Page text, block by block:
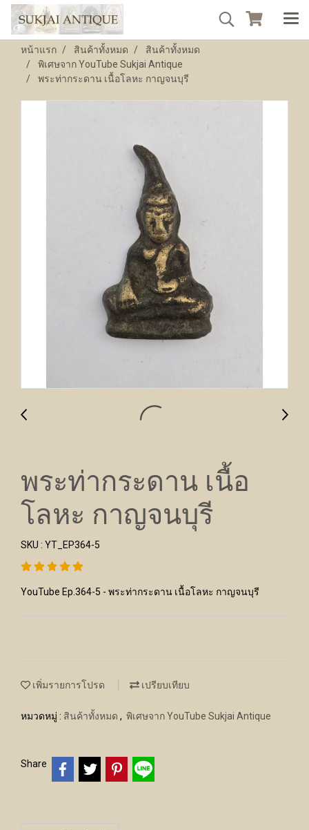
หน้าแรก สินค้าทั้งหมด
สินค้าทั้งหมด
พิเศษจาก YouTube Sukjai Antique
พระท่ากระดาน เนื้อโลหะ กาญจนบุรี
พระท่ากระดาน เนื้อ
โลหะ กาญจนบุรี
SKU : YT_EP364-5
YouTube Ep.364-5 - พระท่ากระดาน เนื้อโลหะ กาญจนบุรี
เพิ่มรายการโปรด เปรียบเทียบ
หมวดหมู่ : สินค้าทั้งหมด , พิเศษจาก YouTube Sukjai Antique
Share